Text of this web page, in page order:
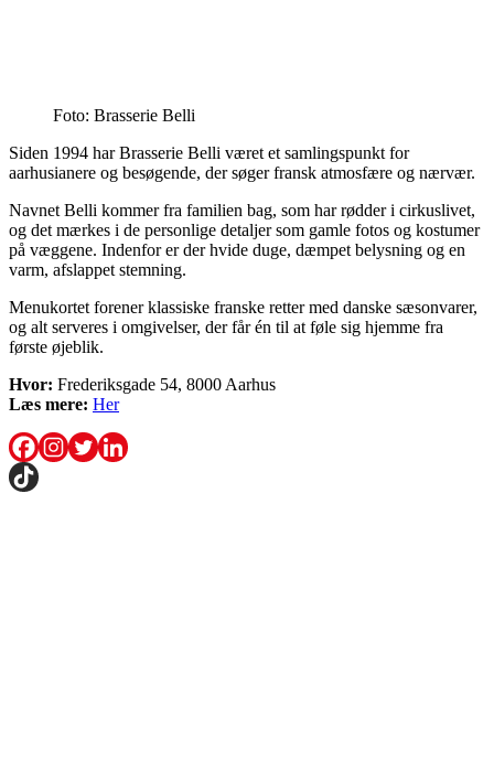
Foto: Brasserie Belli
Siden 1994 har Brasserie Belli været et samlingspunkt for
aarhusianere og besøgende, der søger fransk atmosfære og nærvær.
Navnet Belli kommer fra familien bag, som har rødder i cirkuslivet,
og det mærkes i de personlige detaljer som gamle fotos og kostumer
på væggene. Indenfor er der hvide duge, dæmpet belysning og en
varm, afslappet stemning.
Menukortet forener klassiske franske retter med danske sæsonvarer,
og alt serveres i omgivelser, der får én til at føle sig hjemme fra
første øjeblik.
Hvor: Frederiksgade 54, 8000 Aarhus
Læs mere: Her